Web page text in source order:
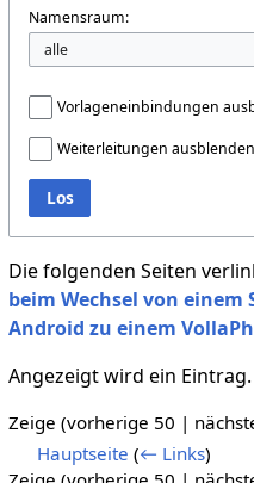
Namensraum:
Vorlageneinbindungen
Weiterleitungen ausblenden
Los
Die folgenden Seiten
beim Wechsel von
Android zu einem
Angezeigt wird ein Eintrag.
Zeige (vorherige 50 |
Hauptseite (← Links)